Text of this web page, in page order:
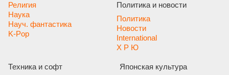
Религия
Наука
Науч. фантастика
K-Pop
Политика и новости
Политика
Новости
International
Х Р Ю
Техника и софт
Японская культура